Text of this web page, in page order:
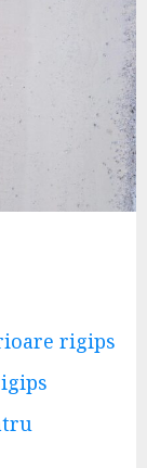
rigips